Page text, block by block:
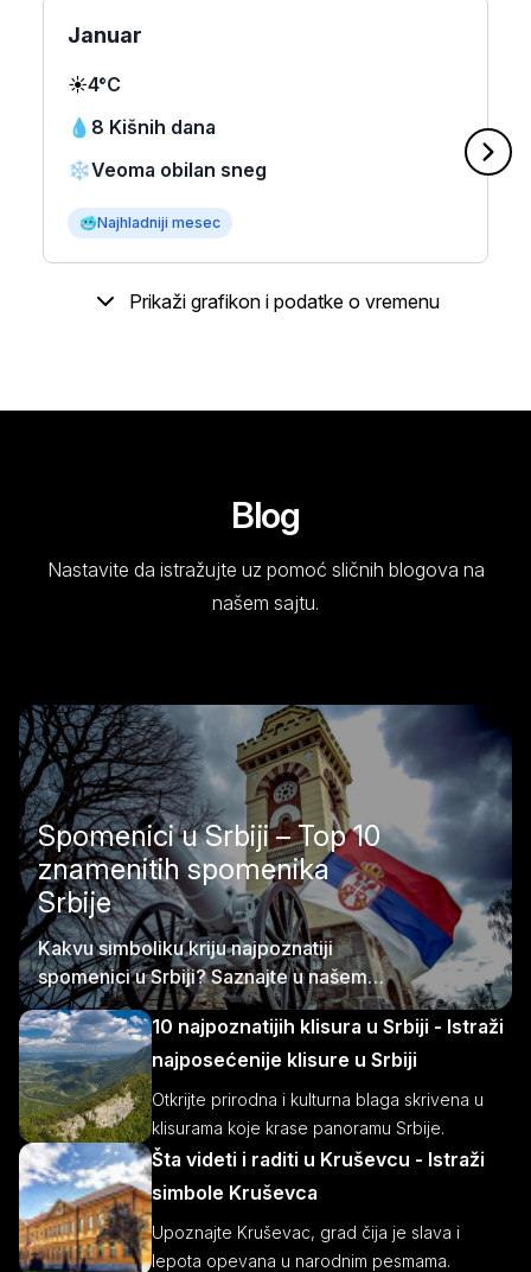
Januar
☀️4°C
💧 8 Kišnih dana
❄️Veoma obilan sneg
🥶Najhladniji mesec
Prikaži grafikon i podatke o vremenu
Blog
Nastavite da istražujte uz pomoć sličnih blogova na
našem sajtu.
Spomenici u Srbiji – Top 10
znamenitih spomenika
Srbije
Kakvu simboliku kriju najpoznatiji
spomenici u Srbiji? Saznajte u našem
blogu!
10 najpoznatijih klisura u Srbiji - Istraži
najposećenije klisure u Srbiji
Otkrijte prirodna i kulturna blaga skrivena u
klisurama koje krase panoramu Srbije.
Šta videti i raditi u Kruševcu - Istraži
simbole Kruševca
Upoznajte Kruševac, grad čija je slava i
lepota opevana u narodnim pesmama.